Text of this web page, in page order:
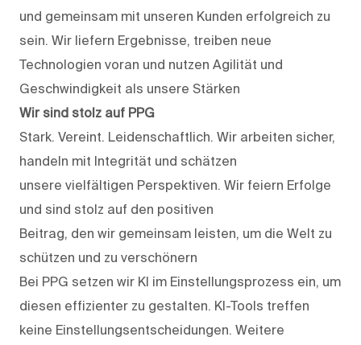
und gemeinsam mit unseren Kunden erfolgreich zu
sein. Wir liefern Ergebnisse, treiben neue
Technologien voran und nutzen Agilität und
Geschwindigkeit als unsere Stärken
Wir sind stolz auf PPG
Stark. Vereint. Leidenschaftlich. Wir arbeiten sicher,
handeln mit Integrität und schätzen
unsere vielfältigen Perspektiven. Wir feiern Erfolge
und sind stolz auf den positiven
Beitrag, den wir gemeinsam leisten, um die Welt zu
schützen und zu verschönern
Bei PPG setzen wir KI im Einstellungsprozess ein, um
diesen effizienter zu gestalten. KI-Tools treffen
keine Einstellungsentscheidungen. Weitere